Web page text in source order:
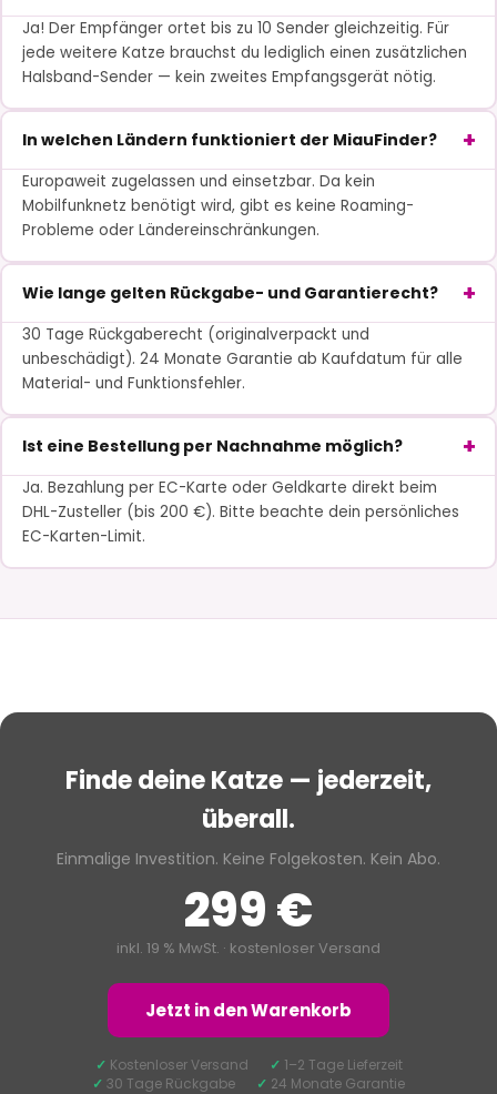
Ja! Der Empfänger ortet bis zu 10 Sender gleichzeitig. Für
jede weitere Katze brauchst du lediglich einen zusätzlichen
Halsband-Sender — kein zweites Empfangsgerät nötig.
In welchen Ländern funktioniert der MiauFinder?
Europaweit zugelassen und einsetzbar. Da kein
Mobilfunknetz benötigt wird, gibt es keine Roaming-
Probleme oder Ländereinschränkungen.
Wie lange gelten Rückgabe- und Garantierecht?
30 Tage Rückgaberecht (originalverpackt und
unbeschädigt). 24 Monate Garantie ab Kaufdatum für alle
Material- und Funktionsfehler.
Ist eine Bestellung per Nachnahme möglich?
Ja. Bezahlung per EC-Karte oder Geldkarte direkt beim
DHL-Zusteller (bis 200 €). Bitte beachte dein persönliches
EC-Karten-Limit.
Finde deine Katze — jederzeit,
überall.
Einmalige Investition. Keine Folgekosten. Kein Abo.
299 €
inkl. 19 % MwSt. · kostenloser Versand
Jetzt in den Warenkorb
✓ Kostenloser Versand ✓ 1–2 Tage Lieferzeit
✓ 30 Tage Rückgabe ✓ 24 Monate Garantie